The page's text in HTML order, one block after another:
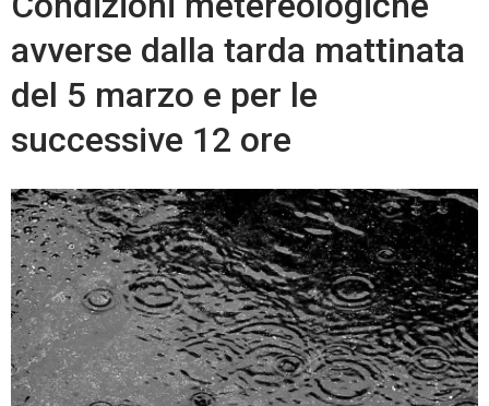
avverse dalla tarda mattinata
del 5 marzo e per le
successive 12 ore